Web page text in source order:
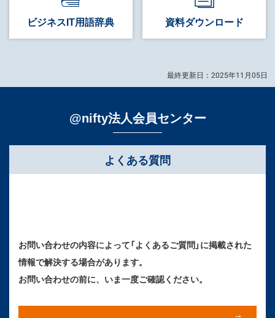
ビジネスIT用語辞典 資料ダウンロード
最終更新日：2025年11月05日
@nifty法人会員センター
よくある質問
お問い合わせの内容によって「よくあるご質問」に掲載された
情報で解決する場合があります。
お問い合わせの前に、いま一度ご確認ください。